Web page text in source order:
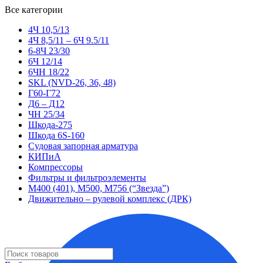
Все категории
4Ч 10,5/13
4Ч 8,5/11 – 6Ч 9.5/11
6-8Ч 23/30
6Ч 12/14
6ЧН 18/22
SKL (NVD-26, 36, 48)
Г60-Г72
Д6 – Д12
ЧН 25/34
Шкода-275
Шкода 6S-160
Судовая запорная арматура
КИПиА
Компрессоры
Фильтры и фильтроэлементы
М400 (401), М500, М756 (“Звезда”)
Движительно – рулевой комплекс (ДРК)